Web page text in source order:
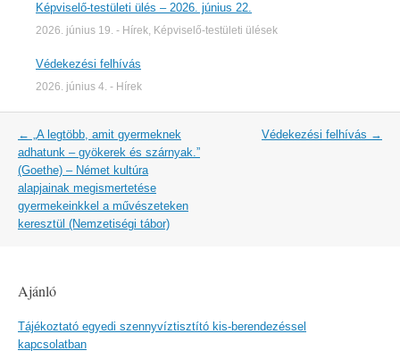
Képviselő-testületi ülés – 2026. június 22.
2026. június 19. - Hírek, Képviselő-testületi ülések
Védekezési felhívás
2026. június 4. - Hírek
Post
navigation
← „A legtöbb, amit gyermeknek
adhatunk – gyökerek és szárnyak.”
(Goethe) – Német kultúra
alapjainak megismertetése
gyermekeinkkel a művészeteken
keresztül (Nemzetiségi tábor)
Védekezési felhívás →
Ajánló
Tájékoztató egyedi szennyvíztisztító kis-berendezéssel
kapcsolatban